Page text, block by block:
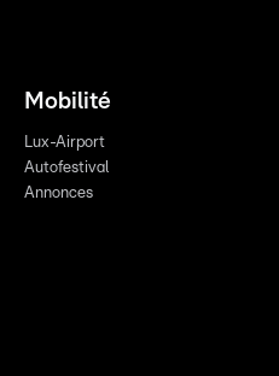
Mobilité
Lux-Airport
Autofestival
Annonces